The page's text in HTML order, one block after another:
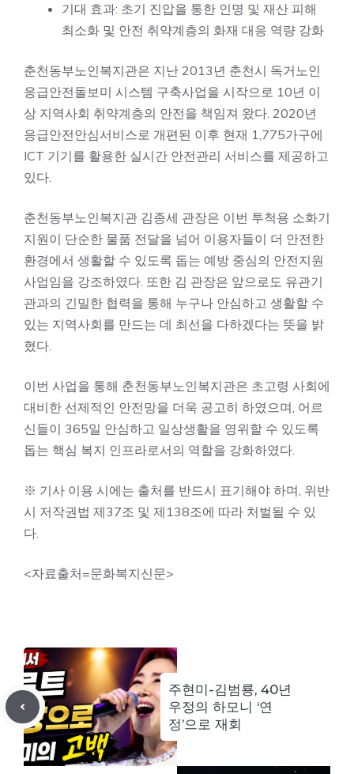
기대 효과: 초기 진압을 통한 인명 및 재산 피해
최소화 및 안전 취약계층의 화재 대응 역량 강화
춘천동부노인복지관은 지난 2013년 춘천시 독거노인
응급안전돌보미 시스템 구축사업을 시작으로 10년 이
상 지역사회 취약계층의 안전을 책임져 왔다. 2020년
응급안전안심서비스로 개편된 이후 현재 1,775가구에
ICT 기기를 활용한 실시간 안전관리 서비스를 제공하고
있다.
춘천동부노인복지관 김종세 관장은 이번 투척용 소화기
지원이 단순한 물품 전달을 넘어 이용자들이 더 안전한
환경에서 생활할 수 있도록 돕는 예방 중심의 안전지원
사업임을 강조하였다. 또한 김 관장은 앞으로도 유관기
관과의 긴밀한 협력을 통해 누구나 안심하고 생활할 수
있는 지역사회를 만드는 데 최선을 다하겠다는 뜻을 밝
혔다.
이번 사업을 통해 춘천동부노인복지관은 초고령 사회에
대비한 선제적인 안전망을 더욱 공고히 하였으며, 어르
신들이 365일 안심하고 일상생활을 영위할 수 있도록
돕는 핵심 복지 인프라로서의 역할을 강화하였다.
※ 기사 이용 시에는 출처를 반드시 표기해야 하며, 위반
시 저작권법 제37조 및 제138조에 따라 처벌될 수 있
다.
<자료출처=문화복지신문>
주현미-김범룡, 40년
우정의 하모니 ‘연
정’으로 재회